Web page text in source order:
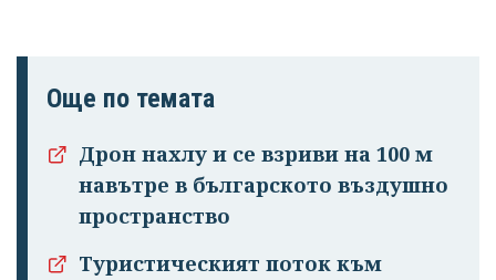
Още по темата
Дрон нахлу и се взриви на 100 м
навътре в българското въздушно
пространство
Туристическият поток към